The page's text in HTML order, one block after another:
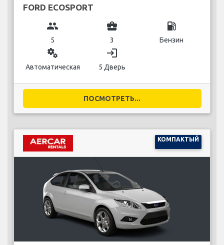
FORD ECOSPORT
group
5
business_center
3
local_gas_station
Бензин
miscellaneous_services
Автоматическая
login
5 Дверь
ПОСМОТРЕТЬ...
КОМПАКТЫЙ